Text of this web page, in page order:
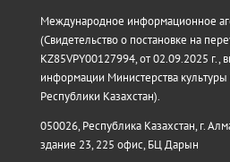
Международное информационное
(Свидетельство о постановке на
KZ85VPY00127994, от 02.09.2025 г.,
информации Министерства
Республики Казахстан).
050026, Республика Казахстан, г.
здание 23, 225 офис, БЦ Дарын